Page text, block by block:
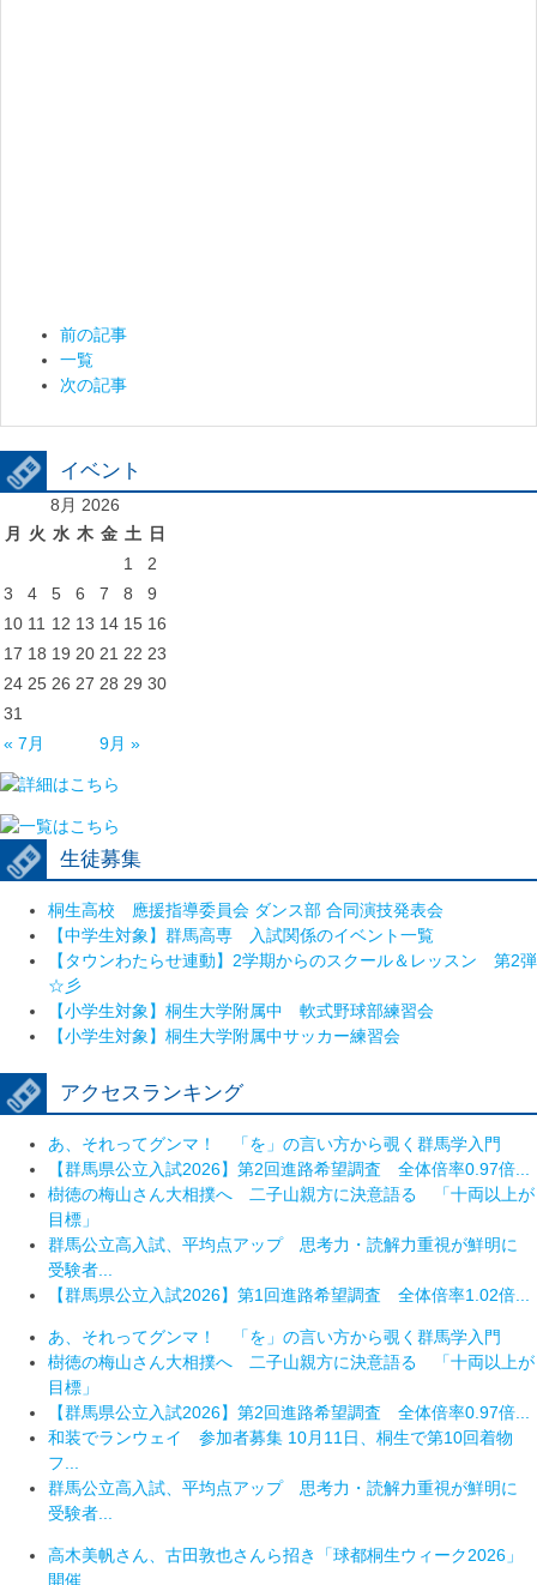
前の記事
一覧
次の記事
イベント
8月 2026
月 火 水 木 金 土 日
1
2
3
4 5 6 7 8
9
10 11 12 13 14 15 16
17 18 19 20 21 22 23
24 25 26 27 28 29 30
31
« 7月
9月 »
生徒募集
桐生高校 應援指導委員会 ダンス部 合同演技発表会
【中学生対象】群馬高専 入試関係のイベント一覧
【タウンわたらせ連動】2学期からのスクール＆レッスン 第2弾
☆彡
【小学生対象】桐生大学附属中 軟式野球部練習会
【小学生対象】桐生大学附属中サッカー練習会
アクセスランキング
あ、それってグンマ！ 「を」の言い方から覗く群馬学入門
【群馬県公立入試2026】第2回進路希望調査 全体倍率0.97倍...
樹徳の梅山さん大相撲へ 二子山親方に決意語る 「十両以上が
目標」
群馬公立高入試、平均点アップ 思考力・読解力重視が鮮明に
受験者...
【群馬県公立入試2026】第1回進路希望調査 全体倍率1.02倍...
あ、それってグンマ！ 「を」の言い方から覗く群馬学入門
樹徳の梅山さん大相撲へ 二子山親方に決意語る 「十両以上が
目標」
【群馬県公立入試2026】第2回進路希望調査 全体倍率0.97倍...
和装でランウェイ 参加者募集 10月11日、桐生で第10回着物
フ...
群馬公立高入試、平均点アップ 思考力・読解力重視が鮮明に
受験者...
高木美帆さん、古田敦也さんら招き「球都桐生ウィーク2026」
開催...